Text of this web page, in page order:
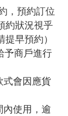
，預約訂位
約狀況視乎
早預約）
予商戶進行
式會因應貨
內使用，逾